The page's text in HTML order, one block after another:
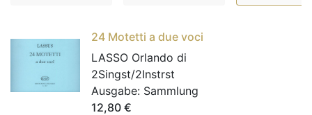
24 Motetti a due voci
LASSO Orlando di
2Singst/2Instrst
Ausgabe: Sammlung
12,80 €